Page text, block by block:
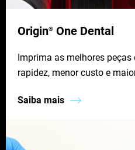
Origin® One Dental
Imprima as melhores
rapidez, menor custo e
Saiba mais